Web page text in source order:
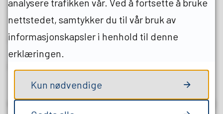
Ordfører, Svein Atle Somby
DEL MED ANDRE
nettstedet, samtykker du til vår bruk av
informasjonskapsler i henhold til denne
erklæringen.
Kun nødvendige